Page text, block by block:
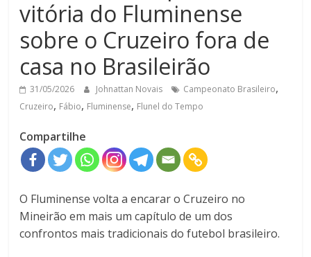
vitória do Fluminense
sobre o Cruzeiro fora de
casa no Brasileirão
31/05/2026 Johnattan Novais Campeonato Brasileiro,
Cruzeiro, Fábio, Fluminense, Flunel do Tempo
Compartilhe
O Fluminense volta a encarar o Cruzeiro no
Mineirão em mais um capítulo de um dos
confrontos mais tradicionais do futebol brasileiro.